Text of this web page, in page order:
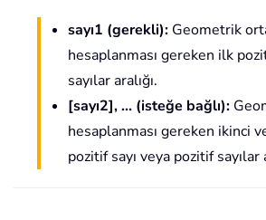
sayı1 (gerekli): Geometrik
hesaplanması gereken ilk
sayılar aralığı.
[sayı2], ... (isteğe bağlı):
hesaplanması gereken ikinci
pozitif sayı veya pozitif sayılar